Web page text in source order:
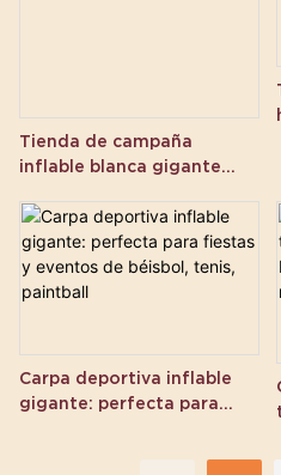
Tienda de campaña
inflable blanca gigante
eventos
Carpa deportiva inflable
gigante: perfecta para